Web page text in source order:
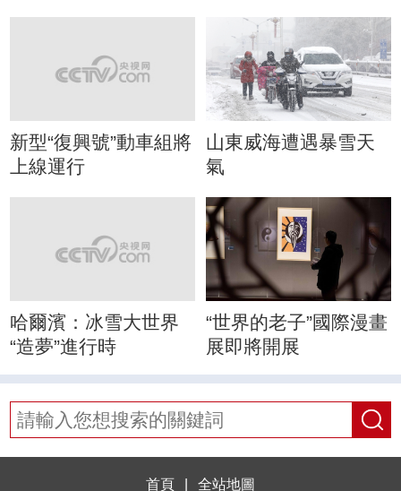
新型“復興號”動車組將
上線運行
山東威海遭遇暴雪天
氣
哈爾濱：冰雪大世界
“造夢”進行時
“世界的老子”國際漫畫
展即將開展
首頁 全站地圖